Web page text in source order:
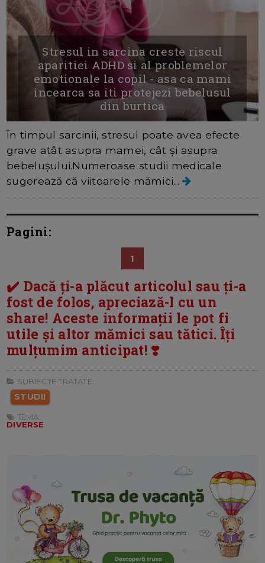
Stresul in sarcina creste riscul
aparitiei ADHD si al problemelor
emotionale la copil - asa ca mami
incearca sa iti protejezi bebelusul
din burtica
În timpul sarcinii, stresul poate avea efecte
grave atât asupra mamei, cât și asupra
bebelușului.Numeroase studii medicale
sugerează că viitoarele mămici...
Pagini:
1
✔️ Dacă ți-a plăcut articolul sau ți-a
fost de folos, apreciază-l cu un
share! Aceste informații le pot fi
utile și altor mămici sau tătici. Îți
mulțumim anticipat! ❣️
SUBIECTE TRATATE:
STUDII
TEMA:
DIVERSE